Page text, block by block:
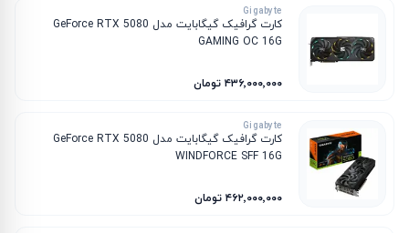
Gigabyte
کارت گرافیک گیگابایت مدل GeForce RTX 5080
GAMING OC 16G
۴۳۶٬۰۰۰٬۰۰۰ تومان
Gigabyte
کارت گرافیک گیگابایت مدل GeForce RTX 5080
WINDFORCE SFF 16G
۴۶۲٬۰۰۰٬۰۰۰ تومان